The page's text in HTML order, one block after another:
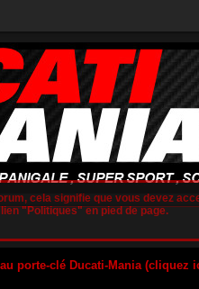
porte-clé Ducati-Mania (cliquez
cela signifie que vous devez
"Politiques" en pied de page.